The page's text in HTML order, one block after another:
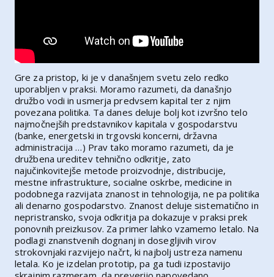
Gre za pristop, ki je v današnjem svetu zelo redko
uporabljen v praksi. Moramo razumeti, da današnjo
družbo vodi in usmerja predvsem kapital ter z njim
povezana politika. Ta danes deluje bolj kot izvršno telo
najmočnejših predstavnikov kapitala v gospodarstvu
(banke, energetski in trgovski koncerni, državna
administracija …) Prav tako moramo razumeti, da je
družbena ureditev tehnično odkritje, zato
najučinkovitejše metode proizvodnje, distribucije,
mestne infrastrukture, socialne oskrbe, medicine in
podobnega razvijata znanost in tehnologija, ne pa politika
ali denarno gospodarstvo. Znanost deluje sistematično in
nepristransko, svoja odkritja pa dokazuje v praksi prek
ponovnih preizkusov. Za primer lahko vzamemo letalo. Na
podlagi znanstvenih dognanj in dosegljivih virov
strokovnjaki razvijejo načrt, ki najbolj ustreza namenu
letala. Ko je izdelan prototip, pa ga tudi izpostavijo